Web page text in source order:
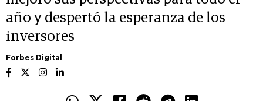
año y despertó la esperanza de los
inversores
Forbes Digital